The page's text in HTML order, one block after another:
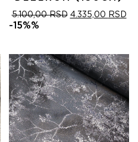
5.100,00RSD ОРИГИНАЛНА
5.100,00 RSD.
4.335,00 RSD
-15%%